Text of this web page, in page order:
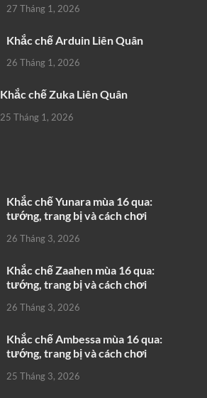
27 Tháng 1, 2026
Khắc chế Arduin Liên Quân
26 Tháng 1, 2026
Khắc chế Zuka Liên Quân
25 Tháng 1, 2026
Khắc chế Yunara mùa 16 qua:
tướng, trang bị và cách chơi
26 Tháng 3, 2026
Khắc chế Zaahen mùa 16 qua:
tướng, trang bị và cách chơi
26 Tháng 3, 2026
Khắc chế Ambessa mùa 16 qua:
tướng, trang bị và cách chơi
25 Tháng 3, 2026